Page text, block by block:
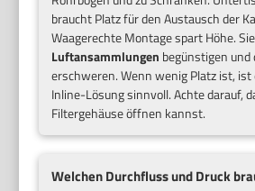
braucht Platz für den Austausch der
Waagerechte Montage spart Höhe.
Luftansammlungen begünstigen und
erschweren. Wenn wenig Platz ist,
Inline-Lösung sinnvoll. Achte darauf,
Filtergehäuse öffnen kannst.
Welchen Durchfluss und Druck